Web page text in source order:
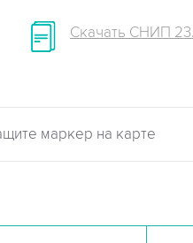
Скачать СНИП